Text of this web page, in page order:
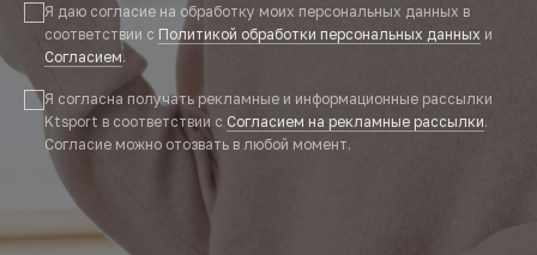
Я даю согласие на обработку моих персональных данных в
соответствии с Политикой обработки персональных данных и
Согласием.
Я согласна получать рекламные и информационные рассылки
Ktsport в соответствии с Согласием на рекламные рассылки.
Согласие можно отозвать в любой момент.